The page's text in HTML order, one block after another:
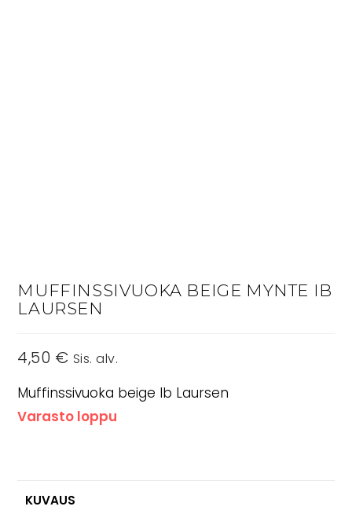
MUFFINSSIVUOKA BEIGE MYNTE IB
LAURSEN
4,50 € Sis. alv.
Muffinssivuoka beige Ib Laursen
Varasto loppu
KUVAUS